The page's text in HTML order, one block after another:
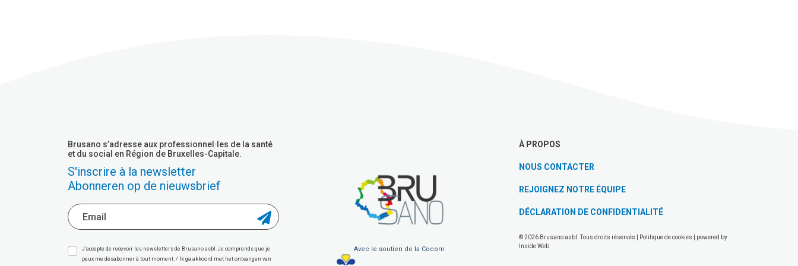
Brusano s’adresse aux professionnel·les de la santé
et du social en Région de Bruxelles-Capitale.
S'inscrire à la newsletter
Abonneren op de nieuwsbrief
J’accepte de recevoir les newsletters de Brusano asbl. Je comprends que je
peux me désabonner à tout moment. / Ik ga akkoord met het ontvangen van
Avec le soutien de la Cocom
À PROPOS
NOUS CONTACTER
REJOIGNEZ NOTRE ÉQUIPE
DÉCLARATION DE CONFIDENTIALITÉ
© 2026 Brusano asbl. Tous droits réservés | Politique de cookies
| powered by
Inside Web